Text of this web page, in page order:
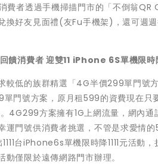
費者透過手機掃描門市的「不倒翁
換好友見面禮(友Fu手機架)，還可週
饋消費者 迎雙11 iPhone 6S單機限時
較低的族群精選「4G半價299單門號
單門號方案，原月租599的資費現在
4G299方案擁有1G上網流量，網內
運門號供消費者挑選，不管是求愛情
台iPhone6s單機限時降1111元活
僅限於遠傳網路門市辦理。